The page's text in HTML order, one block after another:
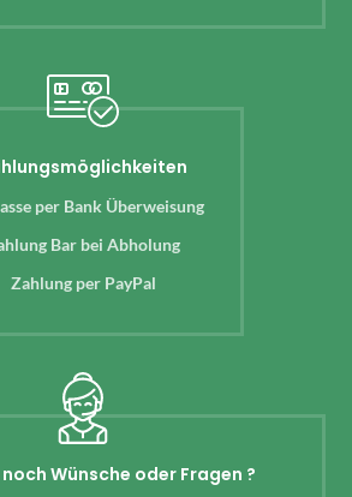
per Bank Überweisung
Bar bei Abholung
Zahlung per PayPal
Wünsche oder Fragen ?